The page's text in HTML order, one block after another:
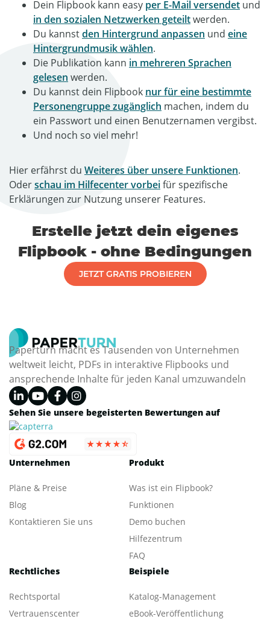
Dein Flipbook kann easy per E-Mail versendet und
in den sozialen Netzwerken geteiltwerden.
Du kannstden Hintergrund anpassen und eine
Hintergrundmusik wählen.
Die Publikation kann in mehreren Sprachen
gelesen werden.
Du kannst dein Flipbook nur für eine bestimmte
Personengruppe zugänglich machen, indem du
ein Passwort und einen Benutzernamen vergibst.
Und noch so viel mehr!
Hier erfährst du Weiteres über unsere Funktionen.
Oderschau im Hilfecenter vorbeifür spezifische
Erklärungen zur Nutzung unserer Features.
Erstelle jetzt dein eigenes
Flipbook - ohne Bedingungen
JETZT GRATIS PROBIEREN
Paperturn macht es Tausenden von Unternehmen
weltweit leicht, PDFs in interaktive Flipbooks und
ansprechende Inhalte für jeden Kanal umzuwandeln
Sehen Sie unsere begeisterten Bewertungen auf
Unternehmen
Pläne & Preise
Blog
Kontaktieren Sie uns
Produkt
Was ist ein Flipbook?
Funktionen
Demo buchen
Hilfezentrum
FAQ
Rechtliches
Rechtsportal
Vertrauenscenter
Beispiele
Katalog-Management
eBook-Veröffentlichung